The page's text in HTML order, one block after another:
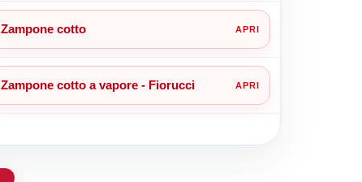
Zampone cotto
Zampone cotto a vapore - Fiorucci